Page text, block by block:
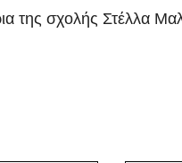
της σχολής Στέλλα